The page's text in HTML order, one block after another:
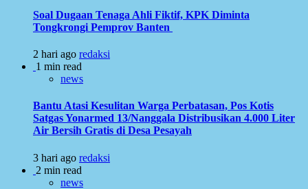
Soal Dugaan Tenaga Ahli Fiktif, KPK Diminta
Tongkrongi Pemprov Banten
2 hari ago redaksi
1 min read
news
Bantu Atasi Kesulitan Warga Perbatasan, Pos Kotis
Satgas Yonarmed 13/Nanggala Distribusikan 4.000 Liter
Air Bersih Gratis di Desa Pesayah
3 hari ago redaksi
2 min read
news